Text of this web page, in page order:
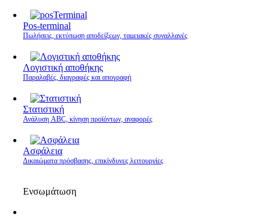
Pos-terminal
Πωλήσεις, εκτύπωση αποδείξεων, ταμειακές συναλλαγές
Λογιστική αποθήκης
Παραλαβές, διαγραφές και απογραφή
Στατιστική
Ανάλυση ABC, κίνηση προϊόντων, αναφορές
Ασφάλεια
Δικαιώματα πρόσβασης, επικίνδυνες λειτουργίες
Ενσωμάτωση